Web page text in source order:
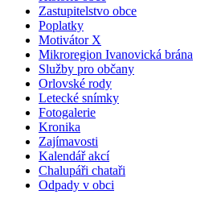
Zastupitelstvo obce
Poplatky
Motivátor X
Mikroregion Ivanovická brána
Služby pro občany
Orlovské rody
Letecké snímky
Fotogalerie
Kronika
Zajímavosti
Kalendář akcí
Chalupáři chataři
Odpady v obci